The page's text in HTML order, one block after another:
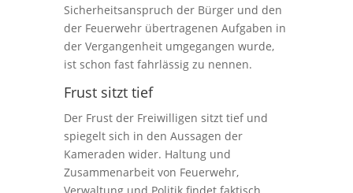
Sicherheitsanspruch der Bürger und den
der Feuerwehr übertragenen Aufgaben in
der Vergangenheit umgegangen wurde,
ist schon fast fahrlässig zu nennen.
Frust sitzt tief
Der Frust der Freiwilligen sitzt tief und
spiegelt sich in den Aussagen der
Kameraden wider. Haltung und
Zusammenarbeit von Feuerwehr,